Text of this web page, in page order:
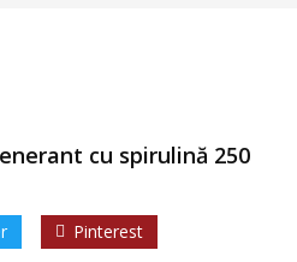
cu spirulină 250
Pinterest